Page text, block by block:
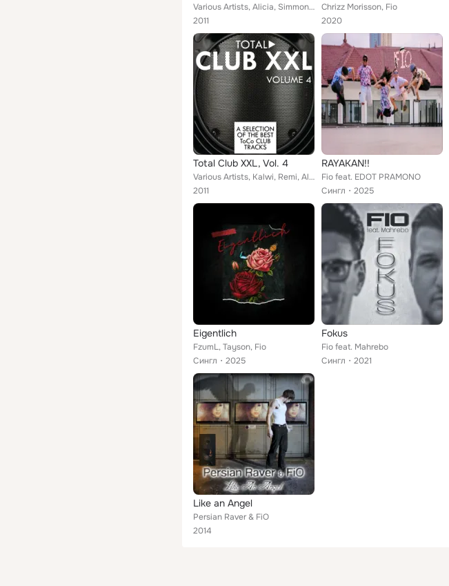
Various Artists, Alicia, Simmons feat. Fio, Ragga Soldiers feat. Ras Abraham, Zoe, Polis & Les Helleniques, Female In2ition, Dir...
2011
Chrizz Morisson, Fio
2020
Total Club XXL, Vol. 4
Various Artists, Kalwi, Remi, Alicia, Jazz-M, The Shrink, Laurent David, DJ Rabano, Fio, Szeifert, Chiffon, A-Round, Dj Miller, ...
2011
RAYAKAN!!
Fio feat. EDOT PRAMONO
Сингл
2025
Eigentlich
FzumL, Tayson, Fio
Сингл
2025
Fokus
Fio feat. Mahrebo
Сингл
2021
Like an Angel
Persian Raver & FiO
2014